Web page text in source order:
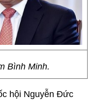
Bình Minh.
hội Nguyễn Đức